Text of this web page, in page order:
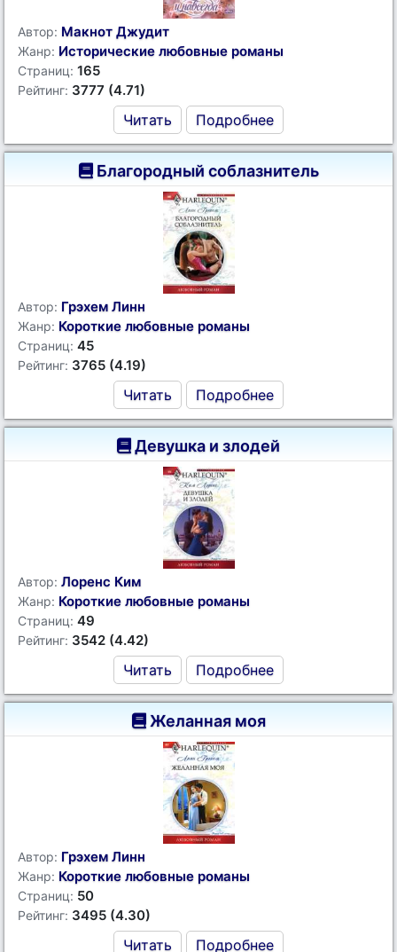
Автор: Макнот Джудит
Жанр: Исторические любовные романы
Страниц: 165
Рейтинг: 3777 (4.71)
Читать Подробнее
Благородный соблазнитель
Автор: Грэхем Линн
Жанр: Короткие любовные романы
Страниц: 45
Рейтинг: 3765 (4.19)
Читать Подробнее
Девушка и злодей
Автор: Лоренс Ким
Жанр: Короткие любовные романы
Страниц: 49
Рейтинг: 3542 (4.42)
Читать Подробнее
Желанная моя
Автор: Грэхем Линн
Жанр: Короткие любовные романы
Страниц: 50
Рейтинг: 3495 (4.30)
Читать Подробнее